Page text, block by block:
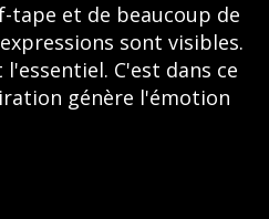
tape et de beaucoup de
sont visibles.
C'est dans ce
génère l'émotion